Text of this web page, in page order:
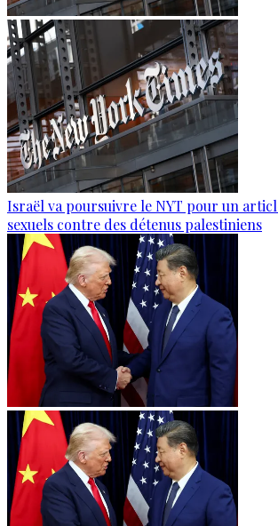
Israël va poursuivre le NYT pour un
sexuels contre des détenus palestiniens